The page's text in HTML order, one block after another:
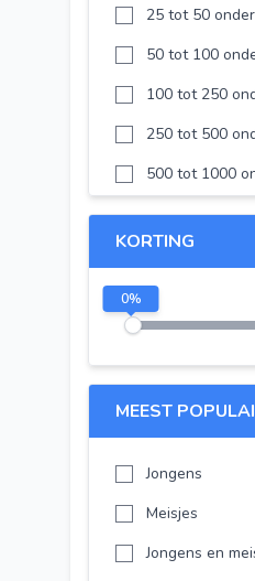
LEGO Editions
Technic
LEGO Editions
LEGO The
LEGO Pokémon
LEGO City
LEGO Friends
LEGO Iconic
LEGO Spider-
Disney
-
-
LEGO The
LEGO Star
25 tot 50
50 tot 100
100 tot 250
250 tot 500
500 tot 1000
KORTING
0%
MEEST
Jongens
Meisjes
Jongens en